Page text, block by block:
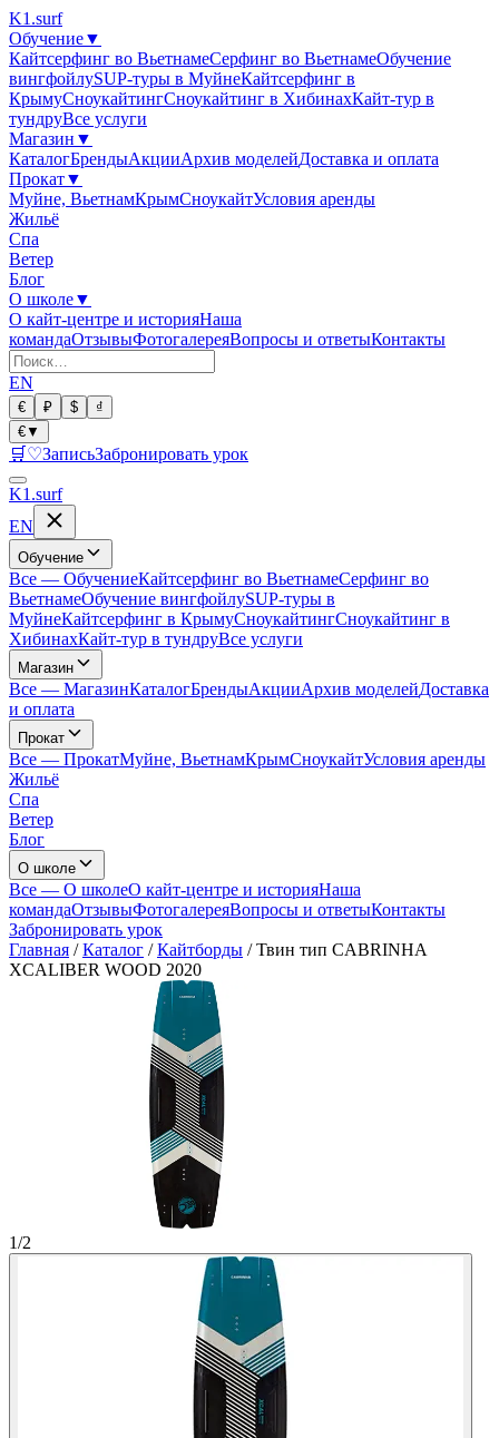
K1 .surf
Обучение▼
Кайтсерфинг во ВьетнамеСерфинг во ВьетнамеОбучение
вингфойлуSUP-туры в МуйнеКайтсерфинг в
КрымуСноукайтингСноукайтинг в ХибинахКайт-тур в
тундруВсе услуги
Магазин ▼
КаталогБрендыАкцииАрхив моделейДоставка и оплата
Прокат▼
Муйне, ВьетнамКрымСноукайтУсловия аренды
Жильё
Спа
Ветер
Блог
О школе▼
О кайт-центре и историяНаша
командаОтзывыФотогалереяВопросы и ответыКонтакты
EN
€ ₽ $
₫
€▼
🛒 ♡ЗаписьЗабронировать урок
K1 .surf
EN
Обучение
Все — ОбучениеКайтсерфинг во ВьетнамеСерфинг во
ВьетнамеОбучение вингфойлуSUP-туры в
МуйнеКайтсерфинг в КрымуСноукайтингСноукайтинг в
ХибинахКайт-тур в тундруВсе услуги
Магазин
Все — МагазинКаталогБрендыАкцииАрхив моделейДоставка
и оплата
Прокат
Все — ПрокатМуйне, ВьетнамКрымСноукайтУсловия аренды
Жильё
Спа
Ветер
Блог
О школе
Все — О школеО кайт-центре и историяНаша
командаОтзывыФотогалереяВопросы и ответыКонтакты
Забронировать урок
Главная /Каталог /Кайтборды /Твин тип CABRINHA
XCALIBER WOOD 2020
1/2